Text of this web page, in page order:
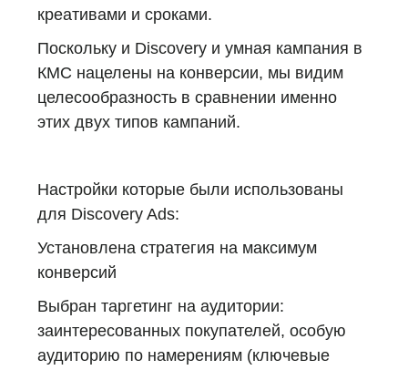
креативами и сроками.
Поскольку и Discovery и умная кампания в
КМС нацелены на конверсии, мы видим
целесообразность в сравнении именно
этих двух типов кампаний.
Настройки которые были использованы
для Discovery Ads:
Установлена стратегия на максимум
конверсий
Выбран таргетинг на аудитории:
заинтересованных покупателей, особую
аудиторию по намерениям (ключевые